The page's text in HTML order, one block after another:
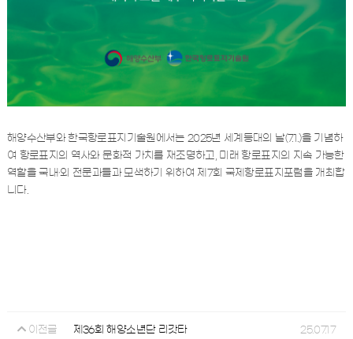
해양수산부와 한국항로표지기술원에서는 2025년 세계등대의 날(7.1.)을 기념하
여 항로표지의 역사와 문화적 가치를 재조명하고, 미래 항로표지의 지속 가능한
역할을 국내·외 전문과들과 모색하기 위하여 제7회 국제항로표지포럼을 개최합
니다.
이전글 제36회 해양소년단 리갓타 25.07.17